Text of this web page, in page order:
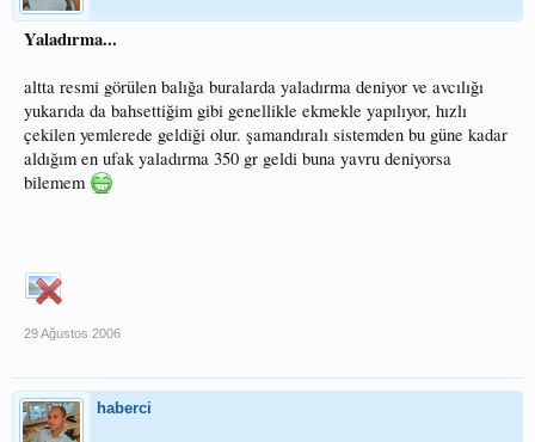
Yaladırma...
altta resmi görülen balığa buralarda yaladırma deniyor ve avcılığı
yukarıda da bahsettiğim gibi genellikle ekmekle yapılıyor, hızlı
çekilen yemlerede geldiği olur. şamandıralı sistemden bu güne kadar
aldığım en ufak yaladırma 350 gr geldi buna yavru deniyorsa
bilemem
29 Ağustos 2006
haberci